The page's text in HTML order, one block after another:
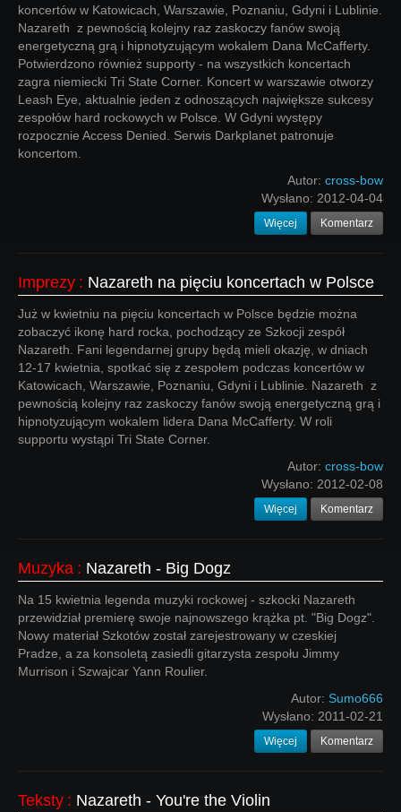
koncertów w Katowicach, Warszawie, Poznaniu, Gdyni i Lublinie.
Nazareth z pewnością kolejny raz zaskoczy fanów swoją
energetyczną grą i hipnotyzującym wokalem Dana McCafferty.
Potwierdzono również supporty - na wszystkich koncertach
zagra niemiecki Tri State Corner. Koncert w warszawie otworzy
Leash Eye, aktualnie jeden z odnoszących największe sukcesy
zespołów hard rockowych w Polsce. W Gdyni występy
rozpocznie Access Denied. Serwis Darkplanet patronuje
koncertom.
Autor: cross-bow
Wysłano: 2012-04-04
Więcej Komentarz
Imprezy : Nazareth na pięciu koncertach w Polsce
Już w kwietniu na pięciu koncertach w Polsce będzie można
zobaczyć ikonę hard rocka, pochodzący ze Szkocji zespół
Nazareth. Fani legendarnej grupy będą mieli okazję, w dniach
12-17 kwietnia, spotkać się z zespołem podczas koncertów w
Katowicach, Warszawie, Poznaniu, Gdyni i Lublinie. Nazareth z
pewnością kolejny raz zaskoczy fanów swoją energetyczną grą i
hipnotyzującym wokalem lidera Dana McCafferty. W roli
supportu wystąpi Tri State Corner.
Autor: cross-bow
Wysłano: 2012-02-08
Więcej Komentarz
Muzyka : Nazareth - Big Dogz
Na 15 kwietnia legenda muzyki rockowej - szkocki Nazareth
przewidział premierę swoje najnowszego krążka pt. "Big Dogz".
Nowy materiał Szkotów został zarejestrowany w czeskiej
Pradze, a za konsoletą zasiedli gitarzysta zespołu Jimmy
Murrison i Szwajcar Yann Roulier.
Autor: Sumo666
Wysłano: 2011-02-21
Więcej Komentarz
Teksty : Nazareth - You're the Violin